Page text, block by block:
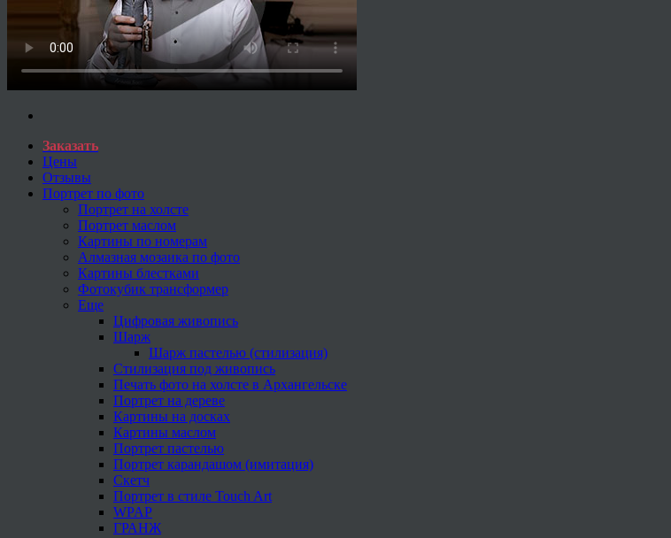
Заказать
Цены
Отзывы
Портрет по фото
Портрет на холсте
Портрет маслом
Картины по номерам
Алмазная мозаика по фото
Картины блестками
Фотокубик трансформер
Еще
Цифровая живопись
Шарж
Шарж пастелью (стилизация)
Стилизация под живопись
Печать фото на холсте в Архангельске
Портрет на дереве
Картины на досках
Картины маслом
Портрет пастелью
Портрет карандашом (имитация)
Скетч
Портрет в стиле Touch Art
WPAP
ГРАНЖ